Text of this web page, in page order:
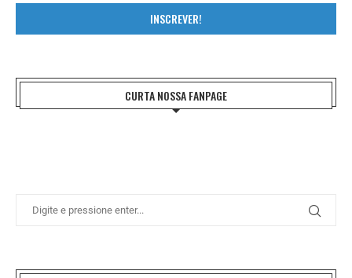
INSCREVER!
CURTA NOSSA FANPAGE